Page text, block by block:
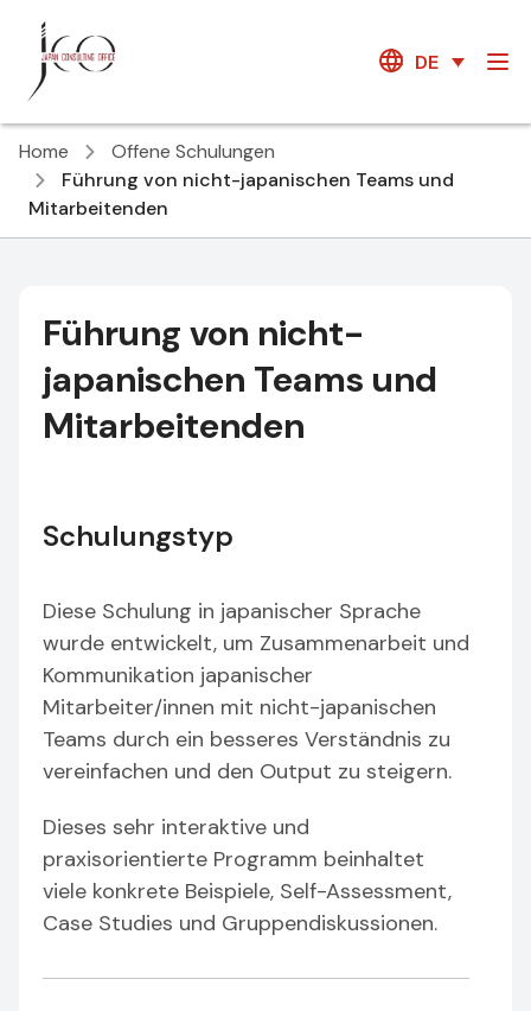
DE
Home
Offene Schulungen
Führung von nicht-japanischen Teams und
Mitarbeitenden
Führung von nicht-
japanischen Teams und
Mitarbeitenden
Schulungstyp
Diese Schulung in japanischer Sprache
wurde entwickelt, um Zusammenarbeit und
Kommunikation japanischer
Mitarbeiter/innen mit nicht-japanischen
Teams durch ein besseres Verständnis zu
vereinfachen und den Output zu steigern.
Dieses sehr interaktive und
praxisorientierte Programm beinhaltet
viele konkrete Beispiele, Self-Assessment,
Case Studies und Gruppendiskussionen.